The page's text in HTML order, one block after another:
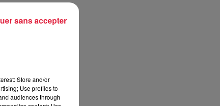
Store and/or
Use profiles to
audiences through
sans accepter